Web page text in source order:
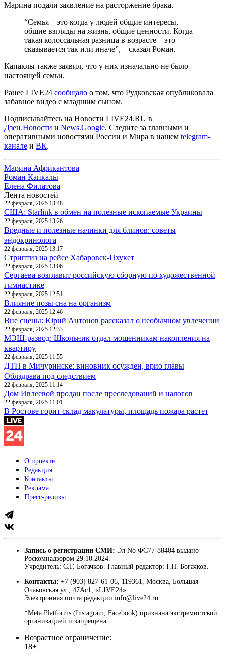
Марина подали заявление на расторжение брака.
“Семья – это когда у людей общие интересы,
общие взгляды на жизнь, общие ценности. Когда
такая колоссальная разница в возрасте – это
сказывается так или иначе”, – сказал Роман.
Капаклы также заявил, что у них изначально не было
настоящей семьи.
Ранее LIVE24 сообщало о том, что Рудковская опубликовала
забавное видео с младшим сыном.
Подписывайтесь на Новости LIVE24.RU в
Дзен.Новости и News.Google. Следите за главными и
оперативными новостями России и Мира в нашем telegram-
канале и ВК.
Марина Африкантова
Роман Капкалы
Елена Филатова
Лента новостей
22 февраля, 2025 13:48
США: Starlink в обмен на полезные ископаемые Украины
22 февраля, 2025 13:26
Вредные и полезные начинки для блинов: советы
эндокринолога
22 февраля, 2025 13:17
Стриптиз на рейсе Хабаровск-Пхукет
22 февраля, 2025 13:06
Сергаева возглавит российскую сборную по художественной
гимнастике
22 февраля, 2025 12:51
Влияние позы сна на организм
22 февраля, 2025 12:46
Вне сцены: Юрий Антонов рассказал о необычном увлечении
22 февраля, 2025 12:33
МЭШ-развод: Школьник отдал мошенникам накопления на
квартиру
22 февраля, 2025 11:55
ДТП в Мичуринске: виновник осужден, врио главы
Облздрава под следствием
22 февраля, 2025 11:14
Дом Ивлеевой продан после преследований и налогов
22 февраля, 2025 11:01
В Ростове горит склад макулатуры, площадь пожара растет
О проекте
Редакция
Контакты
Реклама
Пресс-релизы
Запись о регистрации СМИ: Эл No ФС77-88404 выдано
Роскомнадзором 29.10.2024.
Учредитель: С.Г. Богачков. Главный редактор: Г.П. Богачков.
Контакты: +7 (903) 827-61-06, 119361, Москва, Большая
Очаковская ул., 47Ас1, «LIVE24».
Электронная почта редакции info@live24.ru
*Meta Platforms (Instagram, Facebook) признана экстремистской
организацией и запрещена.
Возрастное ограничение:
18+